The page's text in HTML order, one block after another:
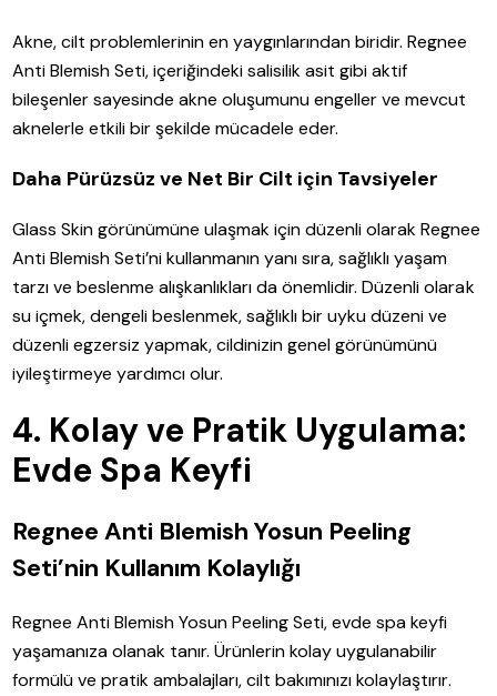
Akne, cilt problemlerinin en yaygınlarından biridir. Regnee
Anti Blemish Seti, içeriğindeki salisilik asit gibi aktif
bileşenler sayesinde akne oluşumunu engeller ve mevcut
aknelerle etkili bir şekilde mücadele eder.
Daha Pürüzsüz ve Net Bir Cilt için Tavsiyeler
Glass Skin görünümüne ulaşmak için düzenli olarak Regnee
Anti Blemish Seti’ni kullanmanın yanı sıra, sağlıklı yaşam
tarzı ve beslenme alışkanlıkları da önemlidir. Düzenli olarak
su içmek, dengeli beslenmek, sağlıklı bir uyku düzeni ve
düzenli egzersiz yapmak, cildinizin genel görünümünü
iyileştirmeye yardımcı olur.
4. Kolay ve Pratik Uygulama:
Evde Spa Keyfi
Regnee Anti Blemish Yosun Peeling
Seti’nin Kullanım Kolaylığı
Regnee Anti Blemish Yosun Peeling Seti, evde spa keyfi
yaşamanıza olanak tanır. Ürünlerin kolay uygulanabilir
formülü ve pratik ambalajları, cilt bakımınızı kolaylaştırır.